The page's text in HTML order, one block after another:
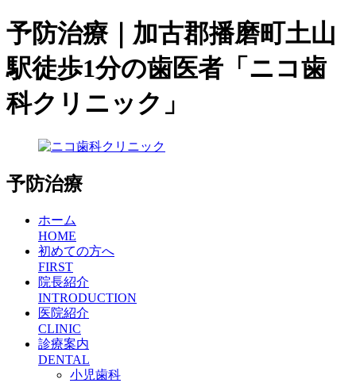
予防治療｜加古郡播磨町土山
駅徒歩1分の歯医者「ニコ歯
科クリニック」
予防治療
ホーム
HOME
初めての方へ
FIRST
院長紹介
INTRODUCTION
医院紹介
CLINIC
診療案内
DENTAL
小児歯科